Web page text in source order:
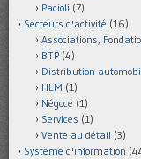
Pacioli (7)
Secteurs d'activité (16)
Associations,
BTP (4)
Distribution
HLM (1)
Négoce (1)
Services (1)
Vente au détail (3)
Système d'information